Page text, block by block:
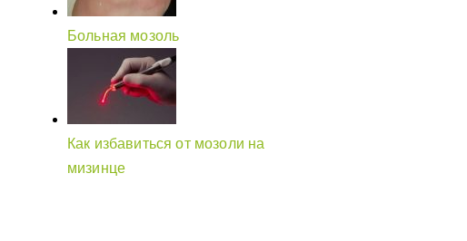
Больная мозоль
Как избавиться от мозоли на
мизинце